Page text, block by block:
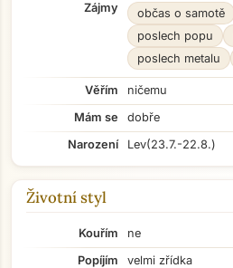
Zájmy občas o samotě
poslech popu
poslech metalu
Věřím
ničemu
Mám se
dobře
Narození
Lev(23.7.-22.8.)
Životní styl
Kouřím
ne
Popíjím
velmi zřídka